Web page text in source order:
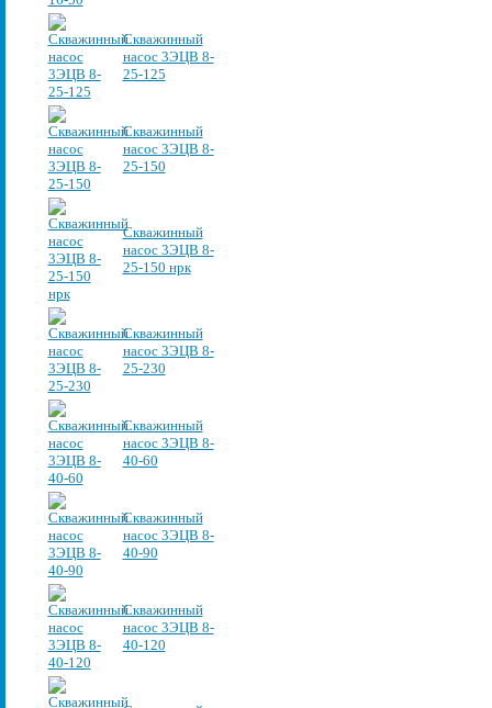
Скважинный
насос 3ЭЦВ 8-
25-125
Скважинный
насос 3ЭЦВ 8-
25-150
Скважинный
насос 3ЭЦВ 8-
25-150 нрк
Скважинный
насос 3ЭЦВ 8-
25-230
Скважинный
насос 3ЭЦВ 8-
40-60
Скважинный
насос 3ЭЦВ 8-
40-90
Скважинный
насос 3ЭЦВ 8-
40-120